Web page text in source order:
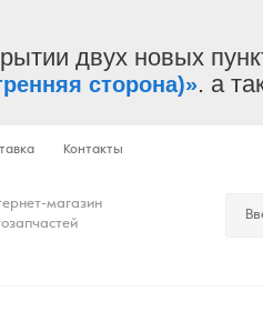
двух новых
сторона)». а
Контакты
магазин